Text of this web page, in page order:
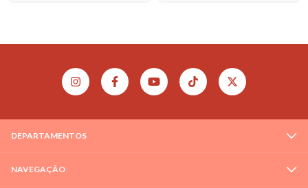
DEPARTAMENTOS
NAVEGAÇÃO